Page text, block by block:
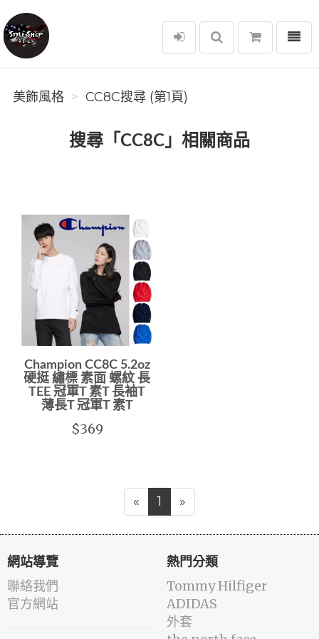
美飾風格
選單
美飾風格 CC8C搜尋 (第1頁)
搜尋「CC8C」相關商品
Champion CC8C 5.2oz
硬挺 繡標 素面 螺紋 長
TEE 冠軍T 素T 長袖T
薄長T 冠軍T 素T
$369
« 1 »
網站導覽
聯絡我們
官方網站
熱門分類
Tommy Hilfiger
ADIDAS
外套